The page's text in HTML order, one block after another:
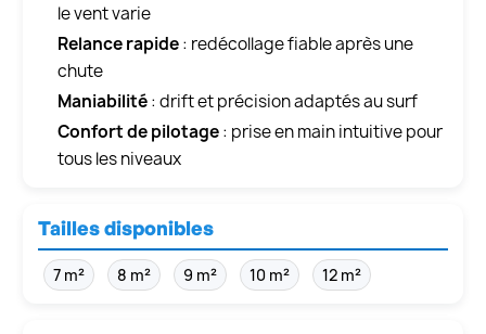
le vent varie
Relance rapide: redécollage fiable après une
chute
Maniabilité: drift et précision adaptés au surf
Confort de pilotage: prise en main intuitive pour
tous les niveaux
Tailles disponibles
7 m² 8 m² 9 m² 10 m² 12 m²